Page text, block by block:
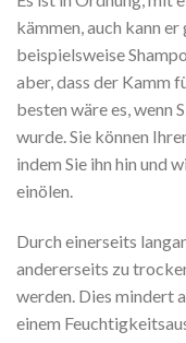
kämmen, auch kann
beispielsweise
aber, dass der Kamm
besten wäre es, wenn
wurde. Sie können
indem Sie ihn hin und
einölen.
Durch einerseits
andererseits zu
werden. Dies mindert
einem